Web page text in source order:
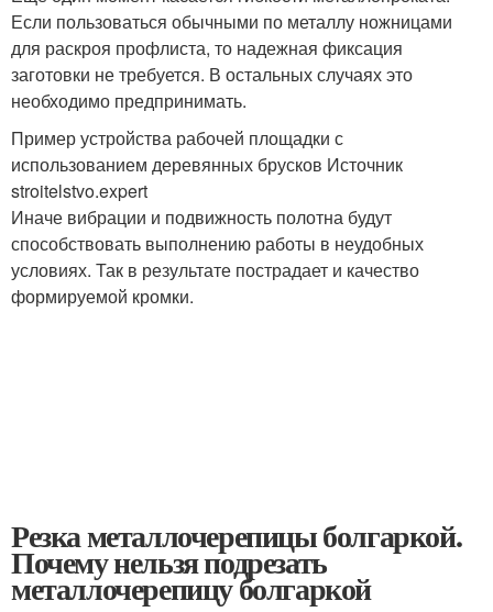
Если пользоваться обычными по металлу ножницами
для раскроя профлиста, то надежная фиксация
заготовки не требуется. В остальных случаях это
необходимо предпринимать.
Пример устройства рабочей площадки с
использованием деревянных брусков Источник
stroitelstvo.expert
Иначе вибрации и подвижность полотна будут
способствовать выполнению работы в неудобных
условиях. Так в результате пострадает и качество
формируемой кромки.
Резка металлочерепицы болгаркой.
Почему нельзя подрезать
металлочерепицу болгаркой